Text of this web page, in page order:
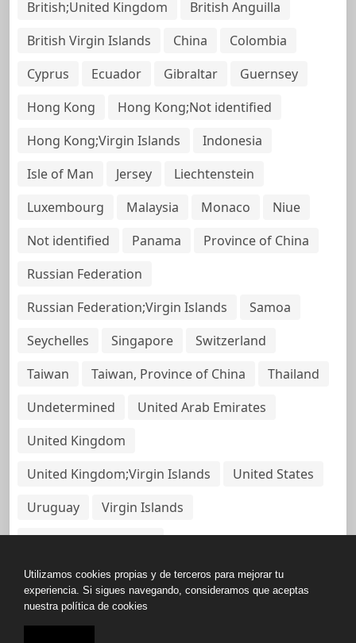
British;United Kingdom
British Anguilla
British Virgin Islands
China
Colombia
Cyprus
Ecuador Gibraltar
Guernsey
Hong Kong
Hong Kong;Not identified
Hong Kong;Virgin Islands
Indonesia
Isle of Man
Jersey
Liechtenstein
Luxembourg
Malaysia Monaco
Niue
Not identified
Panama
Province of China
Russian Federation
Russian Federation;Virgin Islands
Samoa
Seychelles
Singapore
Switzerland
Taiwan
Taiwan, Province of China
Thailand
Undetermined
United Arab Emirates
United Kingdom
United Kingdom;Virgin Islands
United States
Uruguay
Virgin Islands
Virgin Islands, British
Copyright © All rights reserved.
Utilizamos cookies propias y de terceros para mejorar tu
experiencia. Si sigues navegando, consideramos que aceptas
nuestra política de cookies